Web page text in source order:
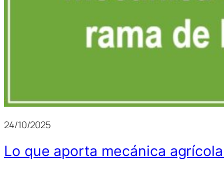
24/10/2025
Lo que aporta mecánica